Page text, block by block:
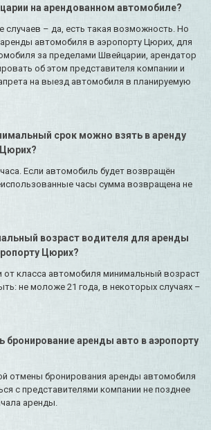
на арендованном автомобиле?
случаев – да, есть такая возможность. Но
автомобиля в аэропорту Цюрих, для
за пределами Швейцарии, арендатор
об этом представителя компании и
на выезд автомобиля в планируемую
срок можно взять в аренду
часа. Если автомобиль будет возвращён
часы сумма возвращена не
возраст водителя для аренды
Цюрих?
от класса автомобиля минимальный возраст
не моложе 21 года, в некоторых случаях –
бронирование аренды авто в аэропорту
отмены бронирования аренды автомобиля
с представителями компании не позднее
аренды.